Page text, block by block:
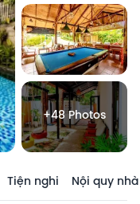
+48 Photos
Tiện nghi Nội quy nhà